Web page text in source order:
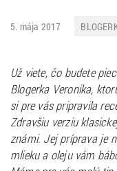
5. mája 2017
Už viete, čo budete
Blogerka Veronika,
si pre vás pripravila
Zdravšiu verziu
známi. Jej príprava je
mlieku a oleju vám